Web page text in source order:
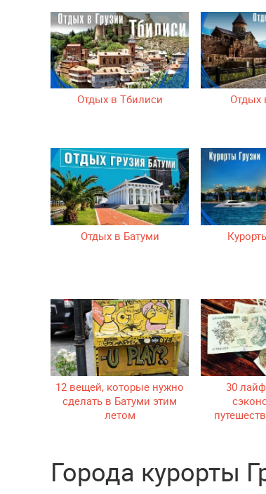
Отдых в Тбилиси Отдых
Отдых в Батуми
12 вещей, которые нужно
сделать в Батуми этим
летом
30
Города курорты